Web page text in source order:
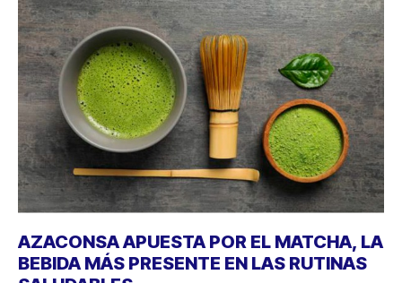
AZACONSA APUESTA POR EL MATCHA, LA
BEBIDA MÁS PRESENTE EN LAS RUTINAS